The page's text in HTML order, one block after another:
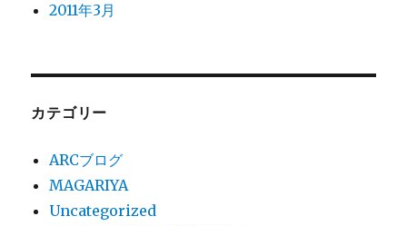
2011年3月
カテゴリー
ARCブログ
MAGARIYA
Uncategorized